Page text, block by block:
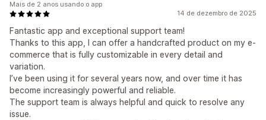
14 de dezembro de 2025
Fantastic app and exceptional support team!
Thanks to this app, I can offer a handcrafted product on my e-
commerce that is fully customizable in every detail and
variation.
I’ve been using it for several years now, and over time it has
become increasingly powerful and reliable.
The support team is always helpful and quick to resolve any
issue.
Mais de 2 anos usando o app